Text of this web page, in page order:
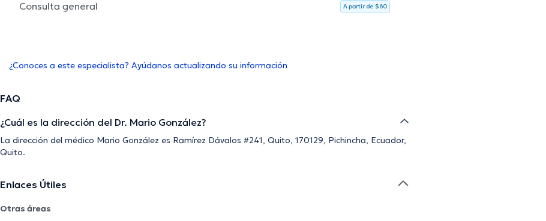
Consulta general A partir de $60
¿Conoces a este especialista? Ayúdanos actualizando su información
FAQ
¿Cuál es la dirección del Dr. Mario González?
La dirección del médico Mario González es Ramírez Dávalos #241, Quito, 170129, Pichincha, Ecuador,
Quito.
Enlaces Útiles
Otras áreas